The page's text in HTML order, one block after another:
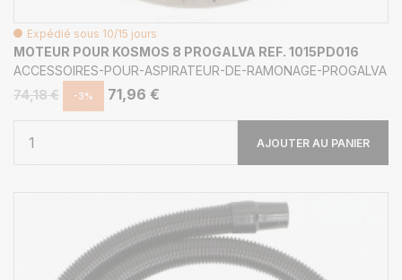
Expédié sous 10/15 jours
MOTEUR POUR KOSMOS 8 PROGALVA REF. 1015PD016
ACCESSOIRES-POUR-ASPIRATEUR-DE-RAMONAGE-PROGALVA
74,18 €
-3% 71,96 €
AJOUTER AU PANIER